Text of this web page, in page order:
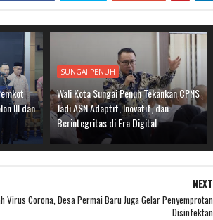
III dan
SUNGAI PENUH
Wali Kota Sungai Penuh Tekankan CPNS
Jadi ASN Adaptif, Inovatif, dan
Berintegritas di Era Digital
NEXT
Virus Corona, Desa Permai Baru Juga Gelar Penyemprotan
Disinfektan